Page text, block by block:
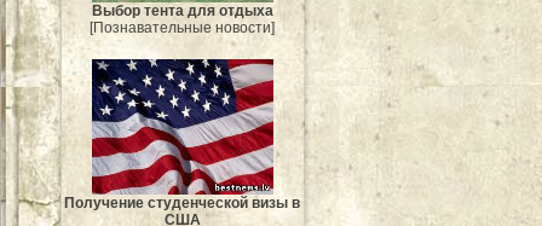
Выбор тента для отдыха
[Познавательные новости]
Получение студенческой визы в
США